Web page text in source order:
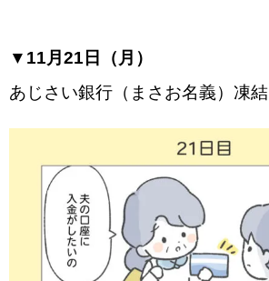
▼11月21日（月）
あじさい銀行（まさお名義）凍結